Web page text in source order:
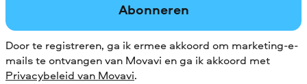
Abonneren
Door te registreren, ga ik ermee akkoord om marketing-e-
mails te ontvangen van Movavi en ga ik akkoord met
Privacybeleid van Movavi.